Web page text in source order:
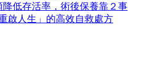
低存活率，術後保養靠２事
啟人生」的高效自救處方